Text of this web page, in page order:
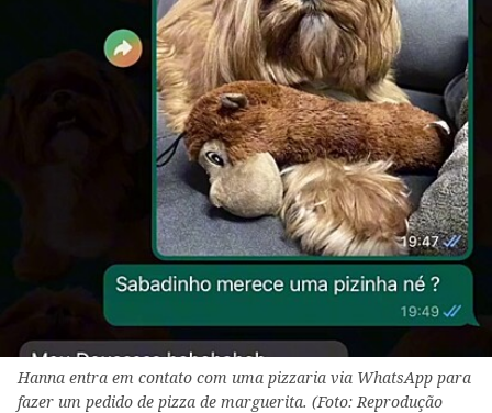
Hanna entra em contato com uma pizzaria via WhatsApp para
fazer um pedido de pizza de marguerita. (Foto: Reprodução